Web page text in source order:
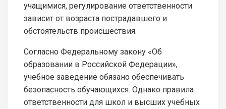
учащимися, регулирование ответственности
зависит от возраста пострадавшего и
обстоятельств происшествия.
Согласно Федеральному закону «Об
образовании в Российской Федерации»,
учебное заведение обязано обеспечивать
безопасность обучающихся. Однако правила
ответственности для школ и высших учебных